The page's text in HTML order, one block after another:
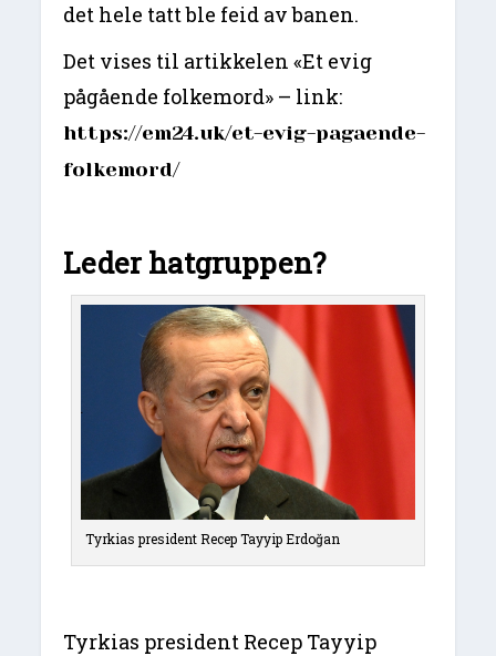
det hele tatt ble feid av banen.
Det vises til artikkelen «Et evig
pågående folkemord» – link:
https://em24.uk/et-evig-pagaende-
folkemord/
Leder hatgruppen?
Tyrkias president Recep Tayyip Erdoğan
Tyrkias president Recep Tayyip